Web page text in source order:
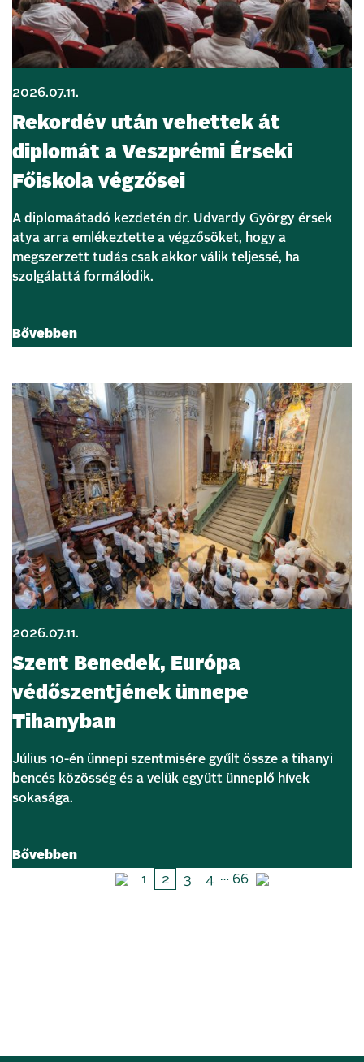
2026.07.11.
Rekordév után vehettek át
diplomát a Veszprémi Érseki
Főiskola végzősei
A diplomaátadó kezdetén dr. Udvardy György érsek
atya arra emlékeztette a végzősöket, hogy a
megszerzett tudás csak akkor válik teljessé, ha
szolgálattá formálódik.
Bővebben
2026.07.11.
Szent Benedek, Európa
védőszentjének ünnepe
Tihanyban
Július 10-én ünnepi szentmisére gyűlt össze a tihanyi
bencés közösség és a velük együtt ünneplő hívek
sokasága.
Bővebben
1
2 3 4 … 66